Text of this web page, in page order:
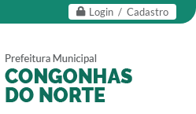
Login / Cadastro